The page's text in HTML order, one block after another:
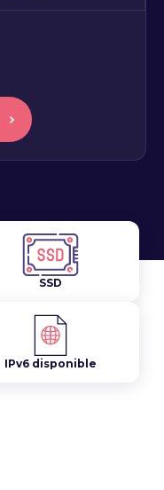
SSD
IPv6 disponible